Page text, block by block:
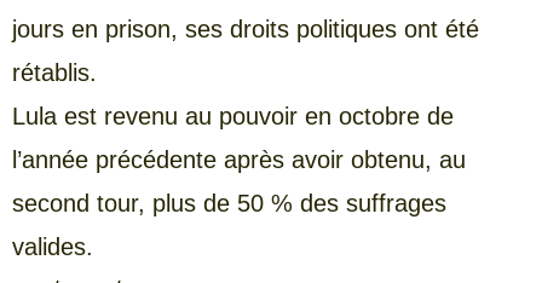
jours en prison, ses droits politiques ont été
rétablis.
Lula est revenu au pouvoir en octobre de
l’année précédente après avoir obtenu, au
second tour, plus de 50 % des suffrages
valides.